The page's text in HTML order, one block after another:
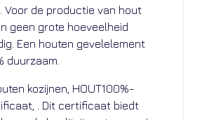
Voor de productie van hout
geen grote hoeveelheid
Een houten gevelelement
duurzaam.